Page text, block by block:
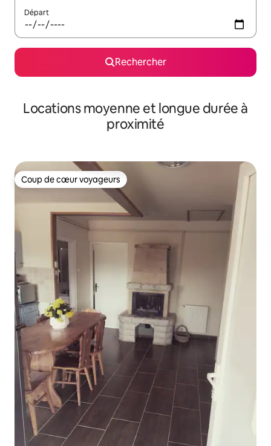
Départ
Rechercher
Locations moyenne et longue durée à
proximité
Coup de cœur voyageurs
Coup de cœur voyageurs